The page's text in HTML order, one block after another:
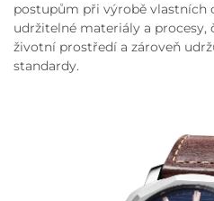
postupům při výrobě vlastních
udržitelné materiály a procesy,
životní prostředí a zároveň
standardy.